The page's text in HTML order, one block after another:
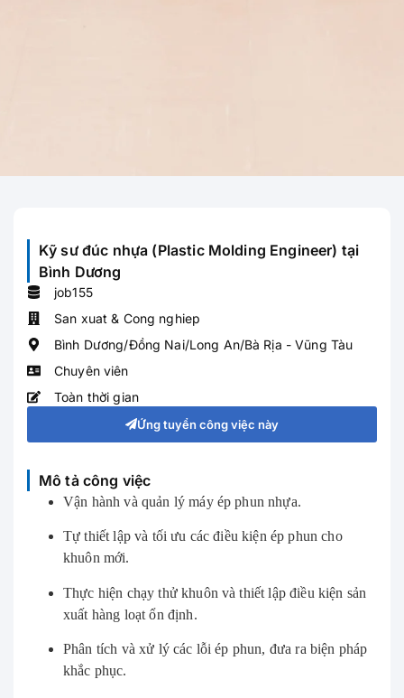
Kỹ sư đúc nhựa (Plastic Molding Engineer) tại
Bình Dương
job155
San xuat & Cong nghiep
Bình Dương/Đồng Nai/Long An/Bà Rịa - Vũng Tàu
Chuyên viên
Toàn thời gian
Ứng tuyển công việc này
Mô tả công việc
Vận hành và quản lý máy ép phun nhựa.
Tự thiết lập và tối ưu các điều kiện ép phun cho
khuôn mới.
Thực hiện chạy thử khuôn và thiết lập điều kiện sản
xuất hàng loạt ổn định.
Phân tích và xử lý các lỗi ép phun, đưa ra biện pháp
khắc phục.